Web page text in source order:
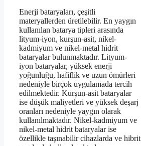
Enerji bataryaları, çeşitli
materyallerden üretilebilir. En yaygın
kullanılan batarya tipleri arasında
lityum-iyon, kurşun-asit, nikel-
kadmiyum ve nikel-metal hidrit
bataryalar bulunmaktadır. Lityum-
iyon bataryalar, yüksek enerji
yoğunluğu, hafiflik ve uzun ömürleri
nedeniyle birçok uygulamada tercih
edilmektedir. Kurşun-asit bataryalar
ise düşük maliyetleri ve yüksek deşarj
oranları nedeniyle yaygın olarak
kullanılmaktadır. Nikel-kadmiyum ve
nikel-metal hidrit bataryalar ise
özellikle taşınabilir cihazlarda ve hibrit